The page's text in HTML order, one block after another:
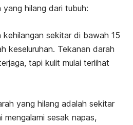
hilang dari tubuh:
sekitar di bawah 15
keseluruhan. Tekanan darah
tapi kulit mulai terlihat
yang hilang adalah sekitar
mengalami sesak napas,